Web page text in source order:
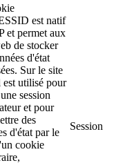
est natif
et permet aux
de stocker
d'état
Sur le site
utilisé pour
session
et pour
des
d'état par le
cookie
Session